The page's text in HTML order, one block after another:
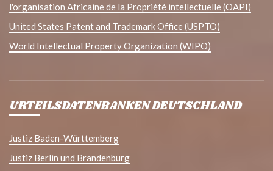
l'organisation Africaine de la Propriété intellectuelle (OAPI)
United States Patent and Trademark Office (USPTO)
World Intellectual Property Organization (WIPO)
URTEILSDATENBANKEN DEUTSCHLAND
Justiz Baden-Württemberg
Justiz Berlin und Brandenburg